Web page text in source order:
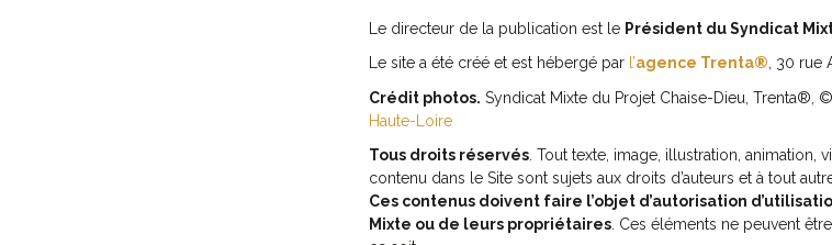
Le directeur de la publication est le Président du Syndicat
Le site a été créé et est hébergé par l’agence Trenta® , 30 rue
Crédit photos. Syndicat Mixte du Projet Chaise-Dieu, Trenta®,
Haute-Loire
Tous droits réservés . Tout texte, image, illustration, animation,
contenu dans le Site sont sujets aux droits d’auteurs et à tout
Ces contenus doivent faire l’objet d’autorisation
Mixte ou de leurs propriétaires . Ces éléments ne peuvent